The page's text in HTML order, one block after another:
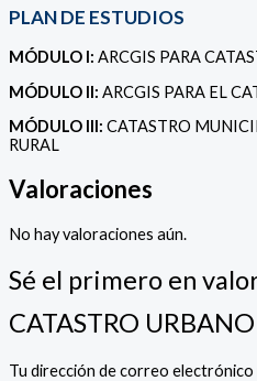
PLAN DE ESTUDIOS
MÓDULO I: ARCGIS PARA
MÓDULO II: ARCGIS PARA EL
MÓDULO III: CATASTRO
RURAL
Valoraciones
No hay valoraciones aún.
Sé el primero en
CATASTRO
Tu dirección de correo electrónico